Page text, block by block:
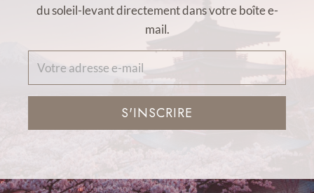
du soleil-levant directement dans votre boîte e-
mail.
S'INSCRIRE